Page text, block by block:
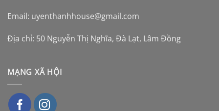
Email: uyenthanhhouse@gmail.com
Địa chỉ: 50 Nguyễn Thị Nghĩa, Đà Lạt, Lâm Đồng
MẠNG XÃ HỘI